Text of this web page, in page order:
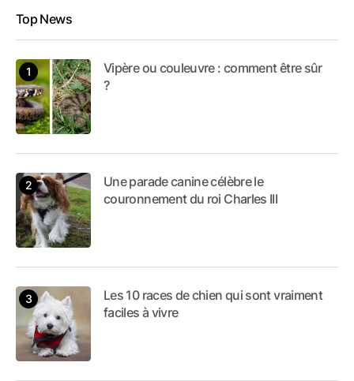
Top News
Vipère ou couleuvre : comment être sûr
?
Une parade canine célèbre le
couronnement du roi Charles III
Les 10 races de chien qui sont vraiment
faciles à vivre